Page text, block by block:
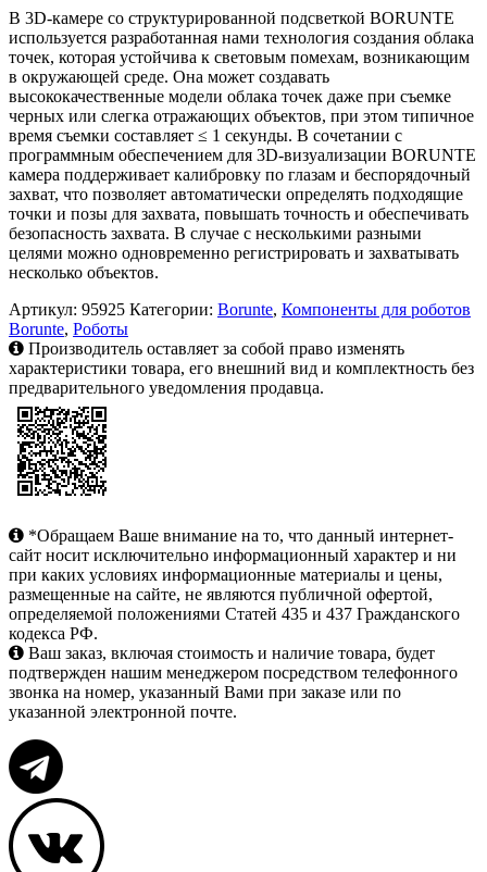
В 3D-камере со структурированной подсветкой BORUNTE
используется разработанная нами технология создания облака
точек, которая устойчива к световым помехам, возникающим
в окружающей среде. Она может создавать
высококачественные модели облака точек даже при съемке
черных или слегка отражающих объектов, при этом типичное
время съемки составляет ≤ 1 секунды. В сочетании с
программным обеспечением для 3D-визуализации BORUNTE
камера поддерживает калибровку по глазам и беспорядочный
захват, что позволяет автоматически определять подходящие
точки и позы для захвата, повышать точность и обеспечивать
безопасность захвата. В случае с несколькими разными
целями можно одновременно регистрировать и захватывать
несколько объектов.
Артикул: 95925 Категории: Borunte, Компоненты для роботов
Borunte, Роботы
Производитель оставляет за собой право изменять
характеристики товара, его внешний вид и комплектность без
предварительного уведомления продавца.
*Обращаем Ваше внимание на то, что данный интернет-
сайт носит исключительно информационный характер и ни
при каких условиях информационные материалы и цены,
размещенные на сайте, не являются публичной офертой,
определяемой положениями Статей 435 и 437 Гражданского
кодекса РФ.
Ваш заказ, включая стоимость и наличие товара, будет
подтвержден нашим менеджером посредством телефонного
звонка на номер, указанный Вами при заказе или по
указанной электронной почте.